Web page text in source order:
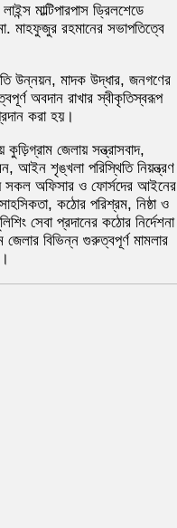
মাল্টিপারপাস ড্রিলশেডে
মাহফুজুর রহমানের সভাপতিত্বে
উন্নয়ন, মাদক উদ্ধার, জনগণের
অবদান রাখার স্বীকৃতিস্বরূপ
করা হয়।
জেলায় সন্ত্রাসবাদ,
আইন শৃঙ্খলা পরিস্থিতি নিয়ন্ত্রণ
সকল অফিসার ও ফোর্সদের আইনের
কঠোর পরিশ্রম, নিষ্ঠা ও
সেবা প্রদানের কঠোর নির্দেশনা
বিভিন্ন গুরুত্বপূর্ণ মামলার